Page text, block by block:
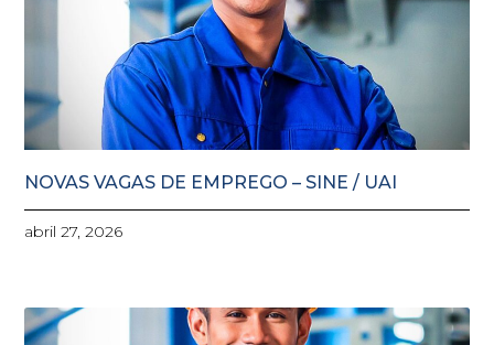
NOVAS VAGAS DE EMPREGO – SINE / UAI
abril 27, 2026